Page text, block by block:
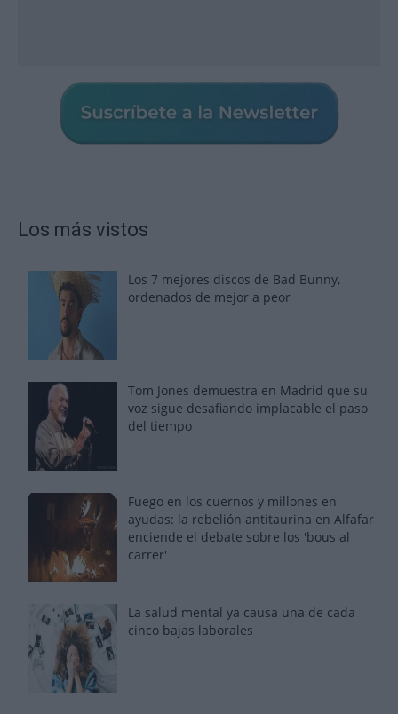
Los más vistos
Los 7 mejores discos de Bad Bunny,
ordenados de mejor a peor
Tom Jones demuestra en Madrid que su
voz sigue desafiando implacable el paso
del tiempo
Fuego en los cuernos y millones en
ayudas: la rebelión antitaurina en Alfafar
enciende el debate sobre los 'bous al
carrer'
La salud mental ya causa una de cada
cinco bajas laborales